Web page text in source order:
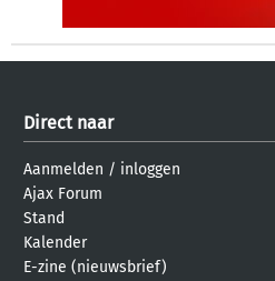
Direct naar
Aanmelden / inloggen
Ajax Forum
Stand
Kalender
E-zine (nieuwsbrief)